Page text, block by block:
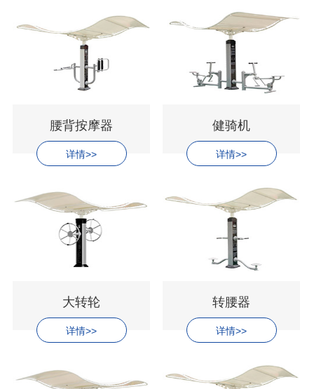
腰背按摩器
详情>>
健骑机
详情>>
大转轮
详情>>
转腰器
详情>>